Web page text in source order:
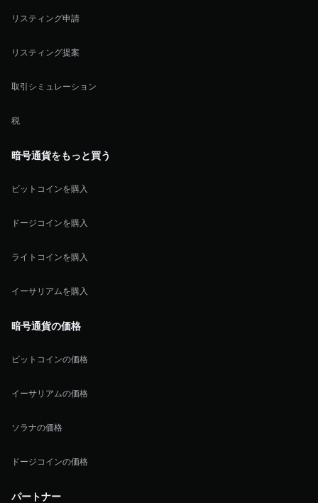
リスティング申請
リスティング提案
取引シミュレーション
税
暗号通貨をもっと買う
ビットコインを購入
ドージコインを購入
ライトコインを購入
イーサリアムを購入
暗号通貨の価格
ビットコインの価格
イーサリアムの価格
ソラナの価格
ドージコインの価格
パートナー